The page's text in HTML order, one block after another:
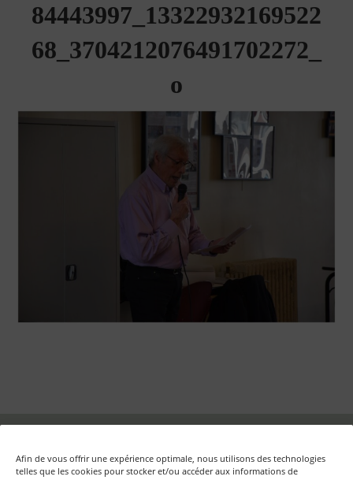
Afin de vous offrir une expérience optimale, nous utilisons des technologies
telles que les cookies pour stocker et/ou accéder aux informations de
84443997_13322932169522
68_3704212076491702272_
o
Rue aux Laines, 17 boîte 50 – B-1000 Bruxelles